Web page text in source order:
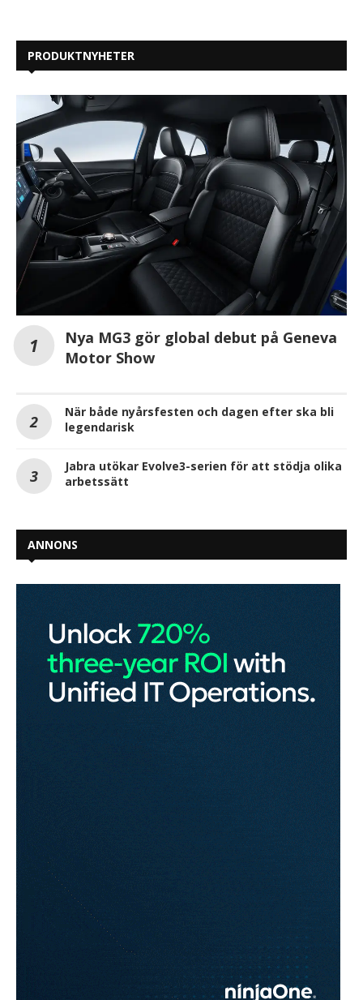
PRODUKTNYHETER
Nya MG3 gör global debut på Geneva
Motor Show
När både nyårsfesten och dagen efter ska bli
legendarisk
Jabra utökar Evolve3-serien för att stödja olika
arbetssätt
ANNONS